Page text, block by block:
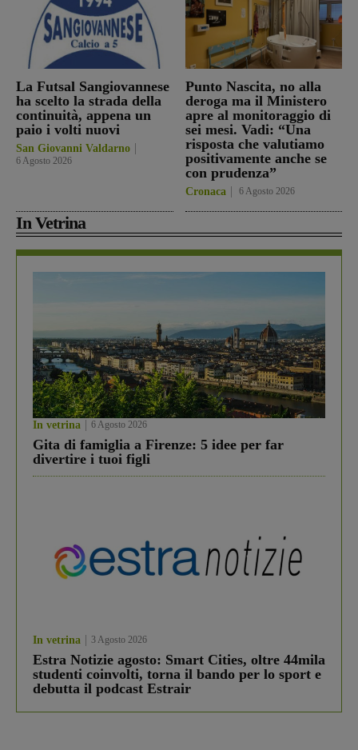
La Futsal Sangiovannese
ha scelto la strada della
continuità, appena un
paio i volti nuovi
San Giovanni Valdarno
6 Agosto 2026
Punto Nascita, no alla
deroga ma il Ministero
apre al monitoraggio di
sei mesi. Vadi: “Una
risposta che valutiamo
positivamente anche se
con prudenza”
Cronaca 6 Agosto 2026
In Vetrina
In vetrina 6 Agosto 2026
Gita di famiglia a Firenze: 5 idee per far
divertire i tuoi figli
In vetrina 3 Agosto 2026
Estra Notizie agosto: Smart Cities, oltre 44mila
studenti coinvolti, torna il bando per lo sport e
debutta il podcast Estrair